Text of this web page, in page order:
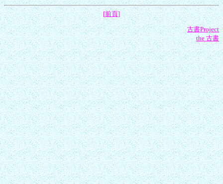
[前頁]
古書Project
the 古書